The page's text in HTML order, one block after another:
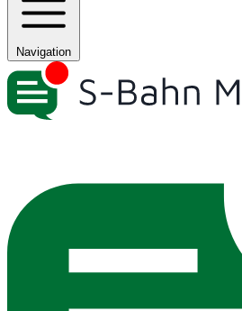
Navigation